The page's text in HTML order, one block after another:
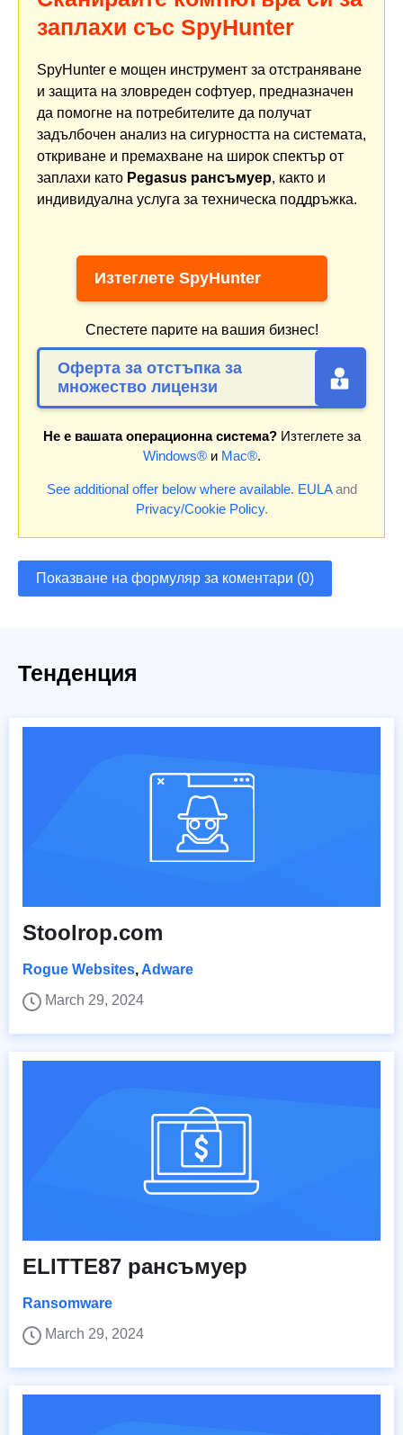
заплахи със SpyHunter
SpyHunter е мощен инструмент за отстраняване
и защита на зловреден софтуер, предназначен
да помогне на потребителите да получат
задълбочен анализ на сигурността на системата,
откриване и премахване на широк спектър от
заплахи като Pegasus рансъмуер, както и
индивидуална услуга за техническа поддръжка.
Изтеглете SpyHunter
Спестете парите на вашия бизнес!
Оферта за отстъпка за
множество лицензи
Не е вашата операционна система?Изтеглете за
Windows®и Mac®.
See additional offer below where available. EULAand
Privacy/Cookie Policy.
Показване на формуляр за коментари (0)
Тенденция
Stoolrop.com
Rogue Websites, Adware
March 29, 2024
ELITTE87 рансъмуер
Ransomware
March 29, 2024